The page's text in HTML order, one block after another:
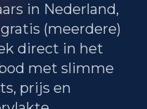
75
1.530
1.080
diensten
in Nederland,
(meerdere)
direct in het
met slimme
prijs en